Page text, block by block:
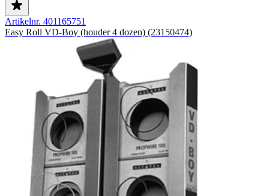
Artikelnr. 401165751
Easy Roll VD-Boy (houder 4 dozen) (23150474)